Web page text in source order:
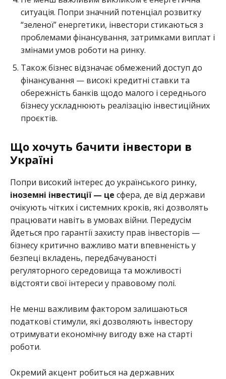
ситуація. Попри значний потенціал розвитку
“зеленої” енергетики, інвестори стикаються з
проблемами фінансування, затримками виплат і
змінами умов роботи на ринку.
Також бізнес відзначає обмежений доступ до
фінансування — високі кредитні ставки та
обережність банків щодо малого і середнього
бізнесу ускладнюють реалізацію інвестиційних
проєктів.
Що хочуть бачити інвестори в
Україні
Попри високий інтерес до українського ринку,
іноземні інвестиції — це сфера, де від держави
очікують чітких і системних кроків, які дозволять
працювати навіть в умовах війни. Передусім
йдеться про гарантії захисту прав інвесторів —
бізнесу критично важливо мати впевненість у
безпеці вкладень, передбачуваності
регуляторного середовища та можливості
відстояти свої інтереси у правовому полі.
Не менш важливим фактором залишаються
податкові стимули, які дозволяють інвестору
отримувати економічну вигоду вже на старті
роботи.
Окремий акцент робиться на державних